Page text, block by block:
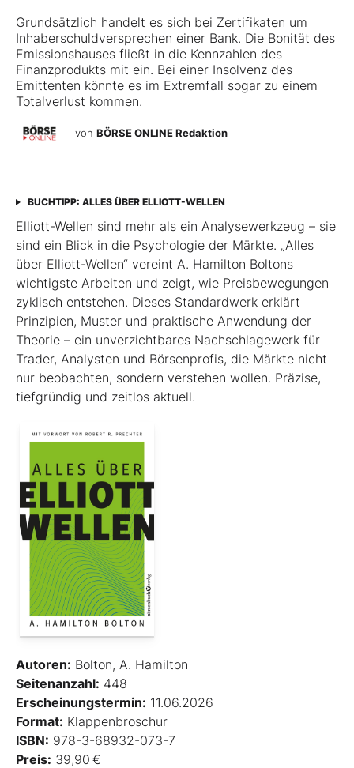
Grundsätzlich handelt es sich bei Zertifikaten um
Inhaberschuldversprechen einer Bank. Die Bonität des
Emissionshauses fließt in die Kennzahlen des
Finanzprodukts mit ein. Bei einer Insolvenz des
Emittenten könnte es im Extremfall sogar zu einem
Totalverlust kommen.
von BÖRSE ONLINE Redaktion
BUCHTIPP: ALLES ÜBER ELLIOTT-WELLEN
Elliott-Wellen sind mehr als ein Analysewerkzeug – sie
sind ein Blick in die Psychologie der Märkte. „Alles
über Elliott-Wellen“ vereint A. Hamilton Boltons
wichtigste Arbeiten und zeigt, wie Preisbewegungen
zyklisch entstehen. Dieses Standardwerk erklärt
Prinzipien, Muster und praktische Anwendung der
Theorie – ein unverzichtbares Nachschlagewerk für
Trader, Analysten und Börsenprofis, die Märkte nicht
nur beobachten, sondern verstehen wollen. Präzise,
tiefgründig und zeitlos aktuell.
Autoren: Bolton, A. Hamilton
Seitenanzahl: 448
Erscheinungstermin: 11.06.2026
Format: Klappenbroschur
ISBN: 978-3-68932-073-7
Preis: 39,90 €